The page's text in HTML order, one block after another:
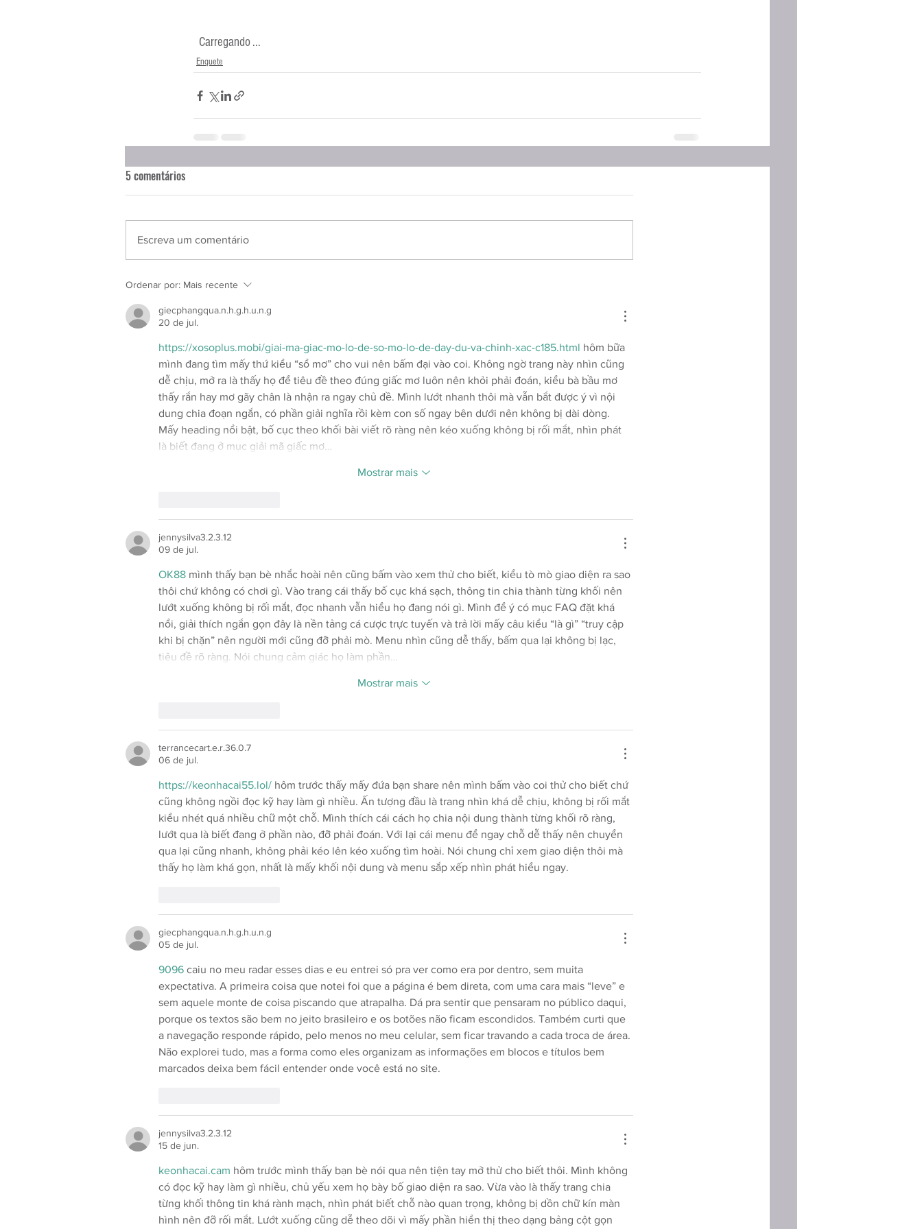
  Carregando ...
Enquete
5 comentários
Escreva um comentário
Ordenar por: Mais recente
giecphangqua.n.h.g.h.u.n.g
20 de jul.
https://xosoplus.mobi/giai-ma-giac-mo-lo-de-so-mo-lo-de-day-du-va-chinh-xac-c185.html hôm bữa
mình đang tìm mấy thứ kiểu “sổ mơ” cho vui nên bấm đại vào coi. Không ngờ trang này nhìn cũng
dễ chịu, mở ra là thấy họ để tiêu đề theo đúng giấc mơ luôn nên khỏi phải đoán, kiểu bà bầu mơ
thấy rắn hay mơ gãy chân là nhận ra ngay chủ đề. Mình lướt nhanh thôi mà vẫn bắt được ý vì nội
dung chia đoạn ngắn, có phần giải nghĩa rồi kèm con số ngay bên dưới nên không bị dài dòng.
Mấy heading nổi bật, bố cục theo khối bài viết rõ ràng nên kéo xuống không bị rối mắt, nhìn phát
là biết đang ở mục giải mã giấc mơ…
Mostrar mais
jennysilva3.2.3.12
09 de jul.
OK88 mình thấy bạn bè nhắc hoài nên cũng bấm vào xem thử cho biết, kiểu tò mò giao diện ra sao
thôi chứ không có chơi gì. Vào trang cái thấy bố cục khá sạch, thông tin chia thành từng khối nên
lướt xuống không bị rối mắt, đọc nhanh vẫn hiểu họ đang nói gì. Mình để ý có mục FAQ đặt khá
nổi, giải thích ngắn gọn đây là nền tảng cá cược trực tuyến và trả lời mấy câu kiểu “là gì” “truy cập
khi bị chặn” nên người mới cũng đỡ phải mò. Menu nhìn cũng dễ thấy, bấm qua lại không bị lạc,
tiêu đề rõ ràng. Nói chung cảm giác họ làm phần…
Mostrar mais
terrancecart.e.r.36.0.7
06 de jul.
https://keonhacai55.lol/ hôm trước thấy mấy đứa bạn share nên mình bấm vào coi thử cho biết chứ
cũng không ngồi đọc kỹ hay làm gì nhiều. Ấn tượng đầu là trang nhìn khá dễ chịu, không bị rối mắt
kiểu nhét quá nhiều chữ một chỗ. Mình thích cái cách họ chia nội dung thành từng khối rõ ràng,
lướt qua là biết đang ở phần nào, đỡ phải đoán. Với lại cái menu để ngay chỗ dễ thấy nên chuyển
qua lại cũng nhanh, không phải kéo lên kéo xuống tìm hoài. Nói chung chỉ xem giao diện thôi mà
thấy họ làm khá gọn, nhất là mấy khối nội dung và menu sắp xếp nhìn phát hiểu ngay.
giecphangqua.n.h.g.h.u.n.g
05 de jul.
9096 caiu no meu radar esses dias e eu entrei só pra ver como era por dentro, sem muita
expectativa. A primeira coisa que notei foi que a página é bem direta, com uma cara mais “leve” e
sem aquele monte de coisa piscando que atrapalha. Dá pra sentir que pensaram no público daqui,
porque os textos são bem no jeito brasileiro e os botões não ficam escondidos. Também curti que
a navegação responde rápido, pelo menos no meu celular, sem ficar travando a cada troca de área.
Não explorei tudo, mas a forma como eles organizam as informações em blocos e títulos bem
marcados deixa bem fácil entender onde você está no site.
jennysilva3.2.3.12
15 de jun.
keonhacai.cam hôm trước mình thấy bạn bè nói qua nên tiện tay mở thử cho biết thôi. Mình không
có đọc kỹ hay làm gì nhiều, chủ yếu xem họ bày bố giao diện ra sao. Vừa vào là thấy trang chia
từng khối thông tin khá rành mạch, nhìn phát biết chỗ nào quan trọng, không bị dồn chữ kín màn
hình nên đỡ rối mắt. Lướt xuống cũng dễ theo dõi vì mấy phần hiển thị theo dạng bảng cột gọn